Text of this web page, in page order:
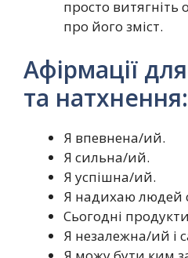
просто витягніть
про його зміст.
Афірмації
та натхнення:
Я впевнена/ий.
Я сильна/ий.
Я успішна/ий.
Я надихаю людей
Сьогодні
Я незалежна/ий і